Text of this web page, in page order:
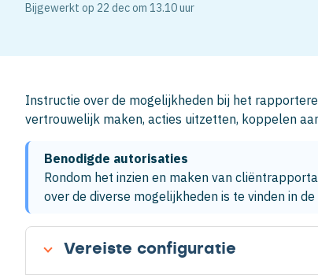
Bijgewerkt op 22 decom 13.10 uur
Instructie over de mogelijkheden bij het
vertrouwelijk maken, acties uitzetten, koppelen
Benodigde autorisaties
Rondom het inzien en maken van
over de diverse mogelijkheden is te vinden in
Vereiste configuratie